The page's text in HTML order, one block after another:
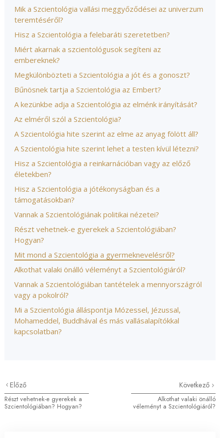
Mik a Szcientológia vallási meggyőződései az univerzum
teremtéséről?
Hisz a Szcientológia a felebaráti szeretetben?
Miért akarnak a szcientológusok segíteni az
embereknek?
Megkülönbözteti a Szcientológia a jót és a gonoszt?
Bűnösnek tartja a Szcientológia az Embert?
A kezünkbe adja a Szcientológia az elménk irányítását?
Az elméről szól a Szcientológia?
A Szcientológia hite szerint az elme az anyag fölött áll?
A Szcientológia hite szerint lehet a testen kívül létezni?
Hisz a Szcientológia a reinkarnációban vagy az előző
életekben?
Hisz a Szcientológia a jótékonyságban és a
támogatásokban?
Vannak a Szcientológiának politikai nézetei?
Részt vehetnek-e gyerekek a Szcientológiában?
Hogyan?
Mit mond a Szcientológia a gyermeknevelésről?
Alkothat valaki önálló véleményt a Szcientológiáról?
Vannak a Szcientológiában tantételek a mennyországról
vagy a pokolról?
Mi a Szcientológia álláspontja Mózessel, Jézussal,
Mohameddel, Buddhával és más vallásalapítókkal
kapcsolatban?
Előző
Részt vehetnek-e gyerekek a
Szcientológiában? Hogyan?
Következő
Alkothat valaki önálló
véleményt a Szcientológiáról?